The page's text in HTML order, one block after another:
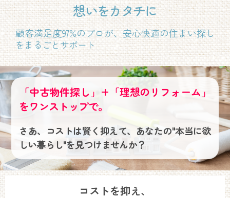
想いをカタチに
顧客満足度97%のプロが、安心快適の住まい探し
をまるごとサポート
「中古物件探し」+「理想のリフォーム」
をワンストップで。
さあ、コストは賢く抑えて、あなたの"本当に欲
しい暮らし"を見つけませんか？
コストを抑え、